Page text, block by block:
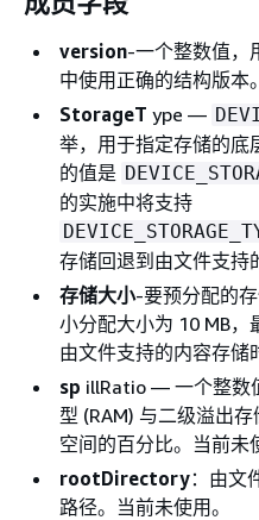
version-一个整数值，
中使用正确的结构版本。
StorageT ype —
举，用于指定存储的底
的值是
的实施中将支持
存储回退到由文件支持
存储大小-要预分配的
小分配大小为 10 MB，
由文件支持的内容存储
sp illRatio — 一个整数
型 (RAM) 与二级溢出
空间的百分比。当前未
rootDirectory：由文
路径。当前未使用。